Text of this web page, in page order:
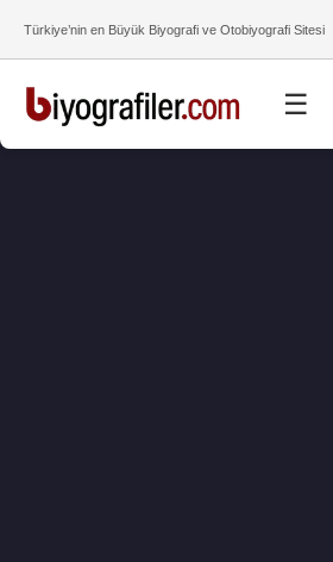
Türkiye’nin en Büyük Biyografi ve Otobiyografi Sitesi
☰